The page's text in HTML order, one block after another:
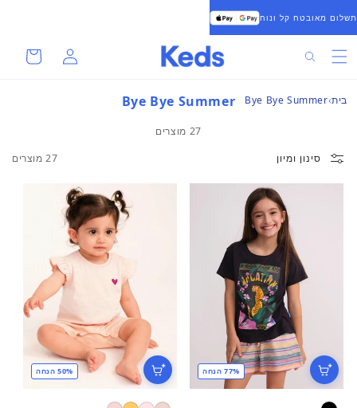
לתוכן
תשלום מאובטח קל ונוח
חיפוש התחברות
סל
קניות
בית Bye Bye Summer
Bye Bye Summer
27 מוצרים
סינון ומיון
27 מוצרים
77% הנחה 50% הנחה